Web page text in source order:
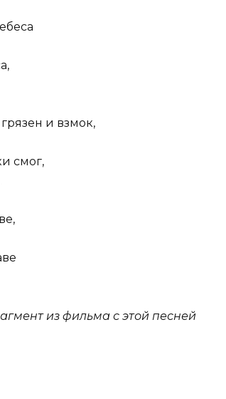
и взмок,
смог,
из фильма с этой песней